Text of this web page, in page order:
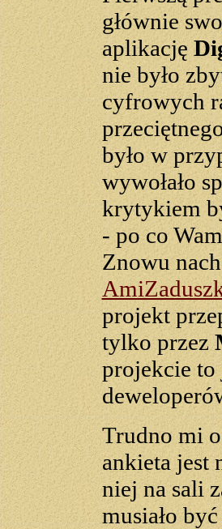
głównie
aplikację
nie było
cyfrowych
było w
wywołało
krytykiem
- po co
Znowu
projekt
tylko przez
projekcie to
Trudno mi
ankieta jest
niej na sali
musiało